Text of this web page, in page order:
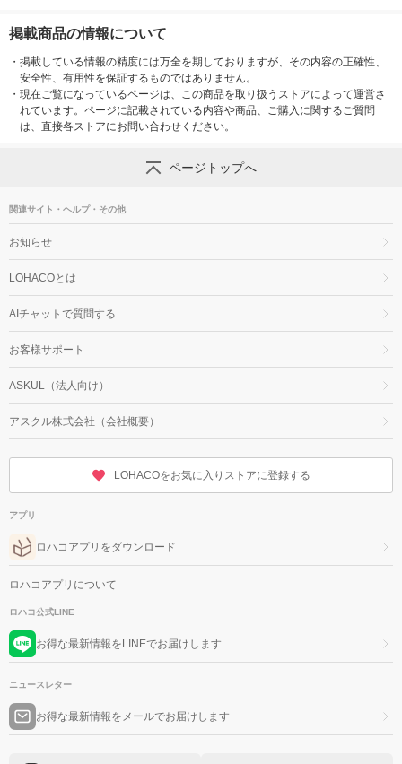
掲載商品の情報について
・ 掲載している情報の精度には万全を期しておりますが、その内容の正確性、
安全性、有用性を保証するものではありません。
・ 現在ご覧になっているページは、この商品を取り扱うストアによって運営さ
れています。ページに記載されている内容や商品、ご購入に関するご質問
は、直接各ストアにお問い合わせください。
ページトップへ
関連サイト・ヘルプ・その他
お知らせ
LOHACOとは
AIチャットで質問する
お客様サポート
ASKUL（法人向け）
アスクル株式会社（会社概要）
LOHACOをお気に入りストアに登録する
アプリ
ロハコアプリをダウンロード
ロハコアプリについて
ロハコ公式LINE
お得な最新情報をLINEでお届けします
ニュースレター
お得な最新情報をメールでお届けします